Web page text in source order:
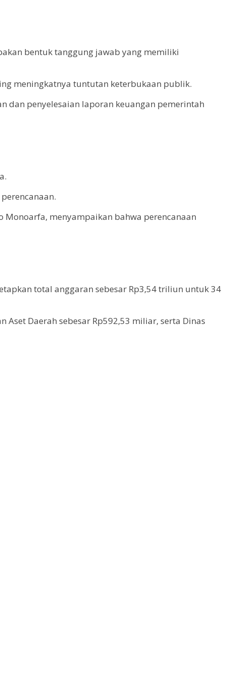
bentuk tanggung jawab yang memiliki
meningkatnya tuntutan keterbukaan publik.
dan penyelesaian laporan keuangan pemerintah
Monoarfa, menyampaikan bahwa perencanaan
total anggaran sebesar Rp3,54 triliun untuk 34
Daerah sebesar Rp592,53 miliar, serta Dinas